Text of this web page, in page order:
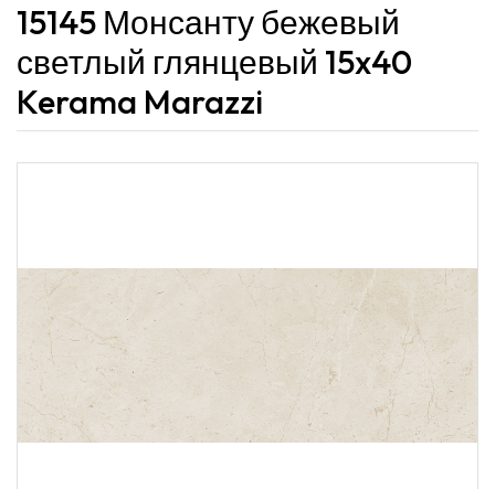
15145 Монсанту бежевый
светлый глянцевый 15x40
Kerama Marazzi